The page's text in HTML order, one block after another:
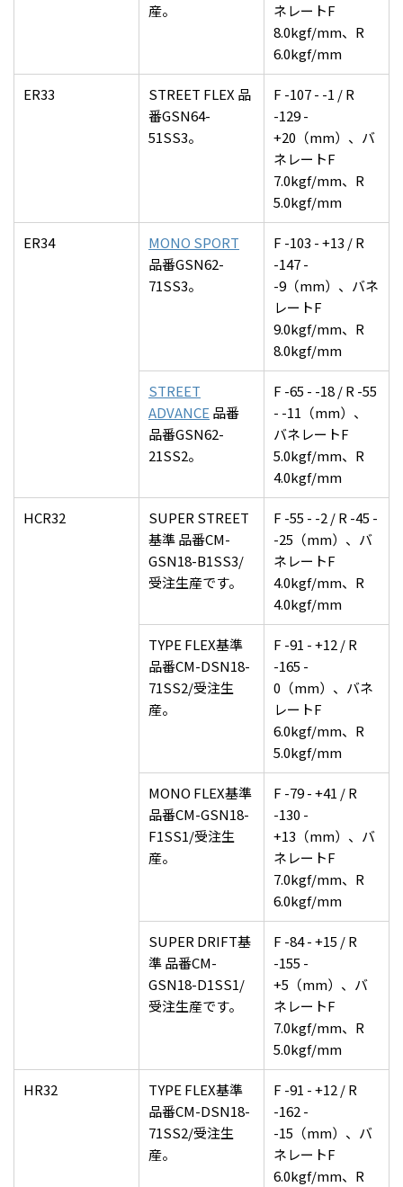
産。
ネレートF
8.0kgf/mm、R
6.0kgf/mm
ER33
STREET FLEX 品
番GSN64-
51SS3。
F -107 - -1 / R
-129 -
+20（mm）、バ
ネレートF
7.0kgf/mm、R
5.0kgf/mm
ER34
MONO SPORT
品番GSN62-
71SS3。
F -103 - +13 / R
-147 -
-9（mm）、バネ
レートF
9.0kgf/mm、R
8.0kgf/mm
STREET
ADVANCE 品番
品番GSN62-
21SS2。
F -65 - -18 / R -55
- -11（mm）、
バネレートF
5.0kgf/mm、R
4.0kgf/mm
HCR32
SUPER STREET
基準 品番CM-
GSN18-B1SS3/
受注生産です。
F -55 - -2 / R -45 -
-25（mm）、バ
ネレートF
4.0kgf/mm、R
4.0kgf/mm
TYPE FLEX基準
品番CM-DSN18-
71SS2/受注生
産。
F -91 - +12 / R
-165 -
0（mm）、バネ
レートF
6.0kgf/mm、R
5.0kgf/mm
MONO FLEX基準
品番CM-GSN18-
F1SS1/受注生
産。
F -79 - +41 / R
-130 -
+13（mm）、バ
ネレートF
7.0kgf/mm、R
6.0kgf/mm
SUPER DRIFT基
準 品番CM-
GSN18-D1SS1/
受注生産です。
F -84 - +15 / R
-155 -
+5（mm）、バ
ネレートF
7.0kgf/mm、R
5.0kgf/mm
HR32
TYPE FLEX基準
品番CM-DSN18-
71SS2/受注生
産。
F -91 - +12 / R
-162 -
-15（mm）、バ
ネレートF
6.0kgf/mm、R